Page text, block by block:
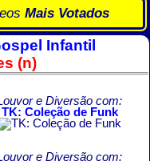
Mais Votados
Infantil
(n)
e Diversão com:
TK: Coleção de Funk
e Diversão com: